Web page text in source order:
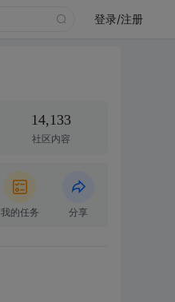
登录/注册
14,133
社区内容
我的任务 分享